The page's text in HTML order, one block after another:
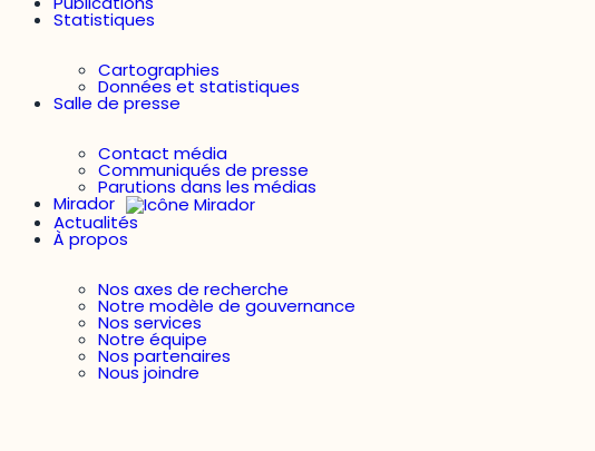
Statistiques
Cartographies
Données et statistiques
Salle de presse
Contact média
Communiqués de presse
Parutions dans les médias
Mirador
Actualités
À propos
Nos axes de recherche
Notre modèle de gouvernance
Nos services
Notre équipe
Nos partenaires
Nous joindre